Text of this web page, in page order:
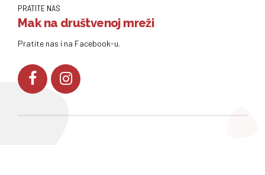
PRATITE NAS
Mak na društvenoj mreži
Pratite nas i na Facebook-u.